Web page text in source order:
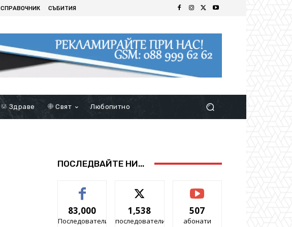
СПРАВОЧНИК СЪБИТИЯ
Здраве Свят Любопитно
ПОСЛЕДВАЙТЕ НИ...
83,000
Последователи
1,538
последователи
507
абонати